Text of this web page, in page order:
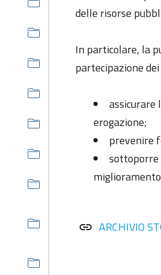
delle risorse
In particolare, la
partecipazione
assicurare
erogazione;
prevenire
sottoporre
link ARCHIVIO